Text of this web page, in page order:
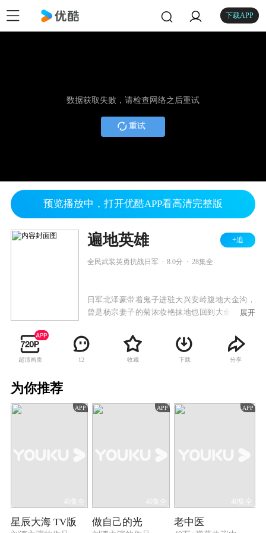
下载APP
数据获取失败，请检查网络之后重试
重试
预览播放中，打开优酷APP看高清完整版
遍地英雄 +追
全民武装英勇抗战日军 8.0分 28集全
日军北泽豪带着鬼子进驻大兴安岭腹地大金沟，
曾是杨宗妻子的菊浓妆艳抹地也回到大金沟，为
为报当年鲁大的夺妻之恨，在父亲逝世后，倾尽
家财要剿灭土匪鲁大，但在民族大义面前，鲁大
和杨宗抛弃个人恩怨，携手勇闯日本鬼子的大本
英雄有了血性，有了侠骨柔肠，有了英雄豪气。
展开
超清画质 12 收藏 下载 分享
为你推荐
APP
40集全
星辰大海 TV版
APP
40集全
做自己的光
APP
40集全
老中医